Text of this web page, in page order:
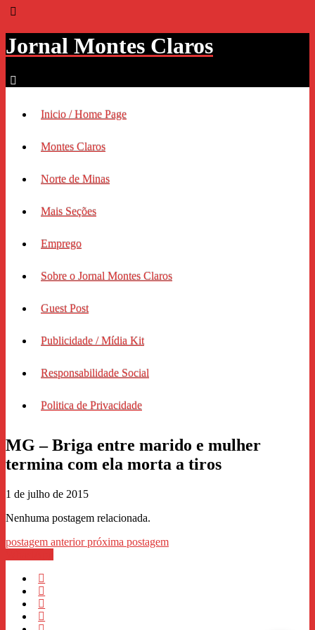
Jornal Montes Claros
Inicio / Home Page
Montes Claros
Norte de Minas
Mais Seções
Emprego
Sobre o Jornal Montes Claros
Guest Post
Publicidade / Mídia Kit
Responsabilidade Social
Politica de Privacidade
MG – Briga entre marido e mulher
termina com ela morta a tiros
1 de julho de 2015
Nenhuma postagem relacionada.
postagem anteriorpróxima postagem